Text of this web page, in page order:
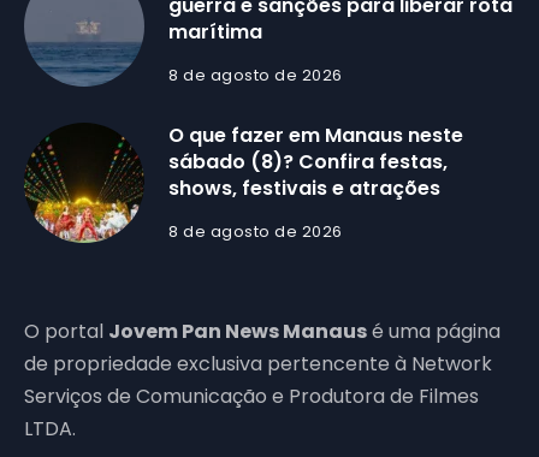
guerra e sanções para liberar rota
marítima
8 de agosto de 2026
O que fazer em Manaus neste
sábado (8)? Confira festas,
shows, festivais e atrações
8 de agosto de 2026
O portal Jovem Pan News Manausé uma página
de propriedade exclusiva pertencente à Network
Serviços de Comunicação e Produtora de Filmes
LTDA.